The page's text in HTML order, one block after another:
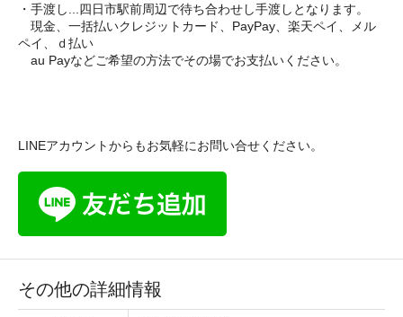
・手渡し...四日市駅前周辺で待ち合わせし手渡しとなります。
現金、一括払いクレジットカード、PayPay、楽天ペイ、メル
ペイ、ｄ払い
au Payなどご希望の方法でその場でお支払いください。
LINEアカウントからもお気軽にお問い合せください。
その他の詳細情報